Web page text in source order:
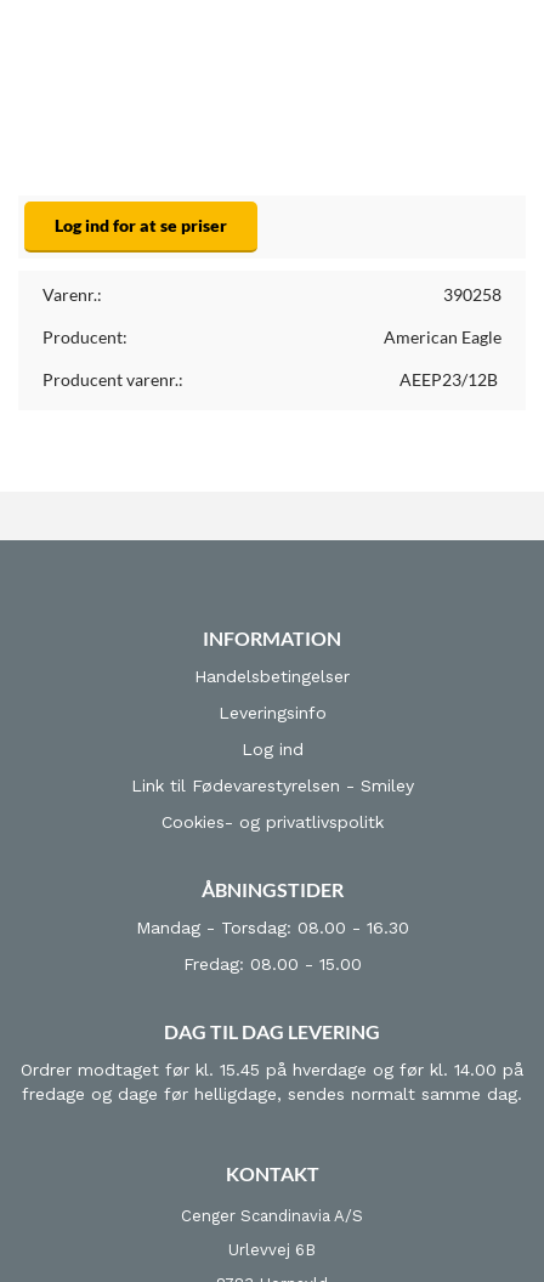
Log ind for at se priser
Varenr.: 390258
Producent: American Eagle
Producent varenr.: AEEP23/12B
INFORMATION
Handelsbetingelser
Leveringsinfo
Log ind
Link til Fødevarestyrelsen - Smiley
Cookies- og privatlivspolitk
ÅBNINGSTIDER
Mandag - Torsdag: 08.00 - 16.30
Fredag: 08.00 - 15.00
DAG TIL DAG LEVERING
Ordrer modtaget før kl. 15.45 på hverdage og før kl. 14.00 på
fredage og dage før helligdage, sendes normalt samme dag.
KONTAKT
Cenger Scandinavia A/S
Urlevvej 6B